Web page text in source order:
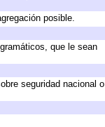
posible.
que le sean
seguridad nacional o